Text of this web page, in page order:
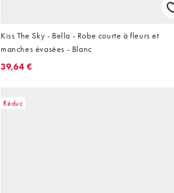
Kiss The Sky - Bella - Robe courte à fleurs et
manches évasées - Blanc
39,64 €
Réduc